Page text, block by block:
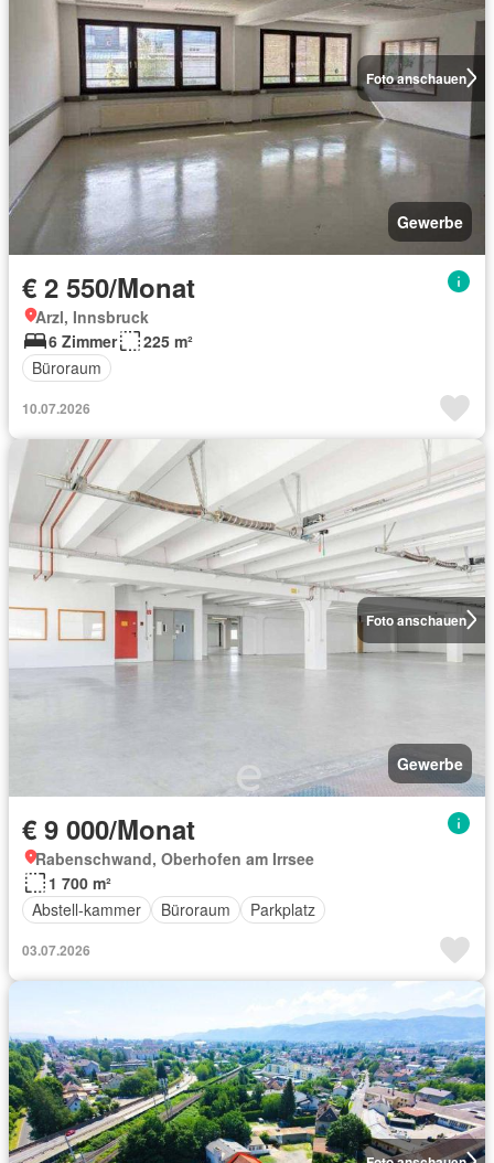
Foto anschauen
Gewerbe
€ 2 550/Monat
Arzl, Innsbruck
6 Zimmer
225 m²
Büroraum
10.07.2026
Foto anschauen
Gewerbe
€ 9 000/Monat
Rabenschwand, Oberhofen am Irrsee
1 700 m²
Abstell-kammer
Büroraum Parkplatz
03.07.2026